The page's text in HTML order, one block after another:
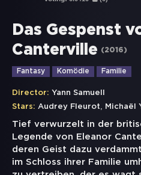
Das Gespenst
Canterville
(2016)
Fantasy Komödie Familie
Director: Yann Samuell
Stars: Audrey Fleurot, Michaël
Tief verwurzelt in der
Legende von Eleanor
deren Geist dazu
im Schloss ihrer Familie